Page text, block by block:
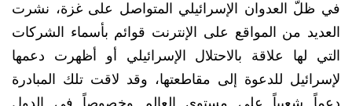
في ظلّ العدوان الإسرائيلي المتواصل على غزة، نشرت
العديد من المواقع على الإنترنت قوائم بأسماء الشركات
التي لها علاقة بالاحتلال الإسرائيلي أو أظهرت دعمها
لإسرائيل للدعوة إلى مقاطعتها، وقد لاقت تلك المبادرة
دعماً شعبياً على مستوى العالم وخصوصاً في الدول